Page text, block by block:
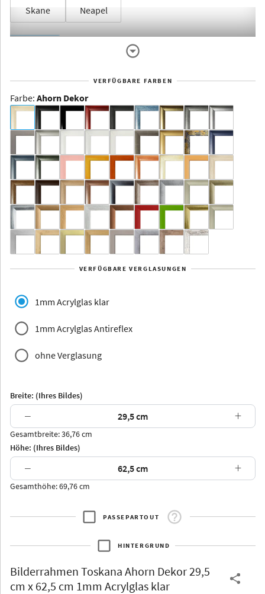
Skane Neapel
Dakota -
Rahmenloser
Aluminium
Yukon Alaska
Jersey Dauphine
Arran Luzern
Thurgau
VERFÜGBARE FARBEN
Farbe: Ahorn Dekor
VERFÜGBARE VERGLASUNGEN
1mm Acrylglas klar
1mm Acrylglas Antireflex
ohne Verglasung
Breite: (Ihres Bildes)
− +
Gesamtbreite: 36,76 cm
Höhe: (Ihres Bildes)
− +
Gesamthöhe: 69,76 cm
PASSEPARTOUT
HINTERGRUND
Bilderrahmen Toskana Ahorn Dekor 29,5
cm x 62,5 cm 1mm Acrylglas klar